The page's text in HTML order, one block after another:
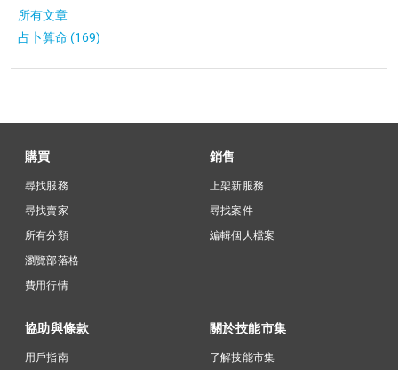
所有文章
占卜算命 (169)
購買
尋找服務
尋找賣家
所有分類
瀏覽部落格
費用行情
銷售
上架新服務
尋找案件
編輯個人檔案
協助與條款
用戶指南
關於技能市集
了解技能市集